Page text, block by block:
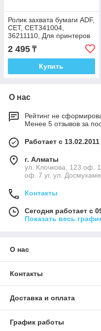
Ролик захвата бумаги ADF,
CET, CET341004,
36211110, Для принтеров
KYOCERA ECOSYS
2 495 ₸
Купить
О нас
Рейтинг не
Менее 5 отзывов за
Работает с 13.02.2011
г. Алматы
ул. Клочкова, 123 оф.
оф. 7 уг. ул.
Контакты
Сегодня работает с
Показать весь
О нас
Контакты
Доставка и оплата
График работы